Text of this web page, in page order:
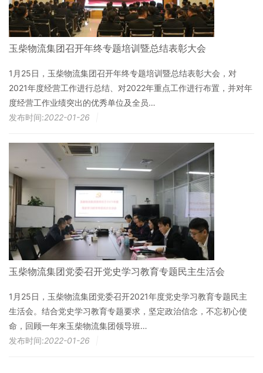
玉柴物流集团召开年终专题培训暨总结表彰大会
1月25日，玉柴物流集团召开年终专题培训暨总结表彰大会，对
2021年度经营工作进行总结、对2022年重点工作进行布置，并对年
度经营工作业绩突出的优秀单位及全员…
发布时间:2022-01-26
玉柴物流集团党委召开党史学习教育专题民主生活会
1月25日，玉柴物流集团党委召开2021年度党史学习教育专题民主
生活会。结合党史学习教育专题要求，坚定政治信念，不忘初心使
命，回顾一年来玉柴物流集团领导班…
发布时间:2022-01-26